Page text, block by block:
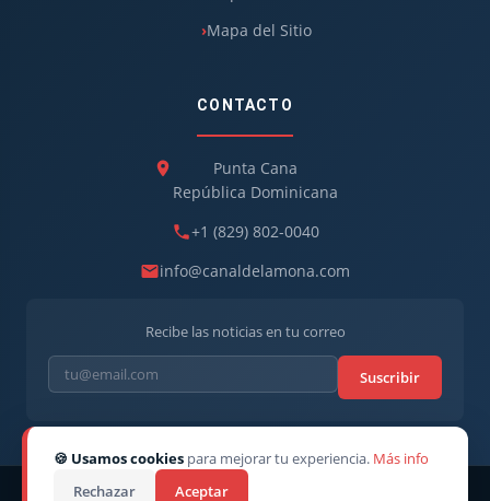
Mapa del Sitio
CONTACTO
Punta Cana
República Dominicana
+1 (829) 802-0040
info@canaldelamona.com
Recibe las noticias en tu correo
Suscribir
🍪 Usamos cookies para mejorar tu experiencia. Más info
Rechazar
Aceptar